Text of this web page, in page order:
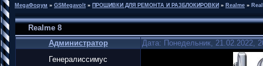
MegaФорум » GSMegavolt » ПРОШИВКИ ДЛЯ РЕМОНТА И РАЗБЛОКИРОВКИ » Realme »
Realme 8
Администратор
Дата: Понедельник, 21.02.2022,
Генералиссимус